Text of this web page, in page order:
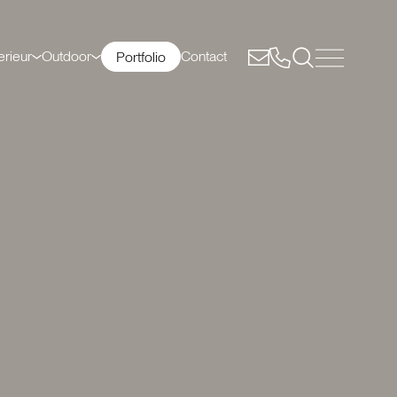
Outdoor Portfolio Contact